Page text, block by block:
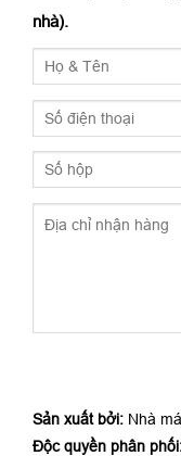
nhà).
Sản xuất bởi: Nhà
Độc quyền phân